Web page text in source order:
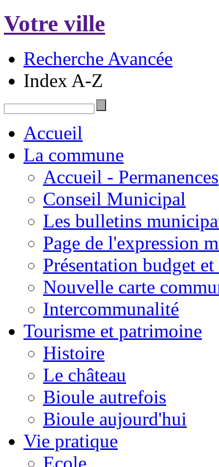
Votre ville
Recherche Avancée
Index A-Z
Accueil
La commune
Accueil - Permanences
Conseil Municipal
Les bulletins
Page de l'expression
Présentation budget
Nouvelle carte
Intercommunalité
Tourisme et patrimoine
Histoire
Le château
Bioule autrefois
Bioule aujourd'hui
Vie pratique